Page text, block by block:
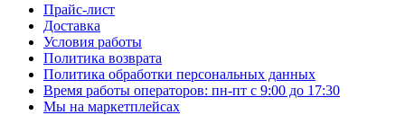
Прайс-лист
Доставка
Условия работы
Политика возврата
Политика обработки персональных данных
Время работы операторов: пн-пт с 9:00 до 17:30
Мы на маркетплейсах